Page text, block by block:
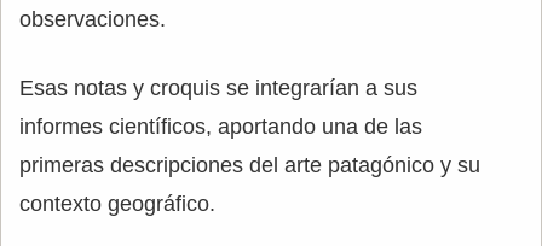
observaciones.
Esas notas y croquis se integrarían a sus
informes científicos, aportando una de las
primeras descripciones del arte patagónico y su
contexto geográfico.